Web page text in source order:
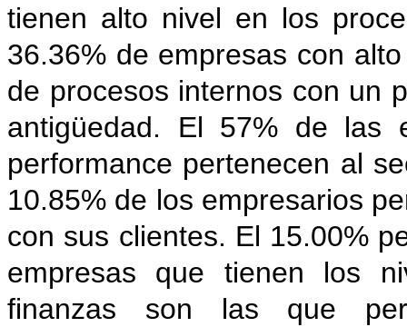
tienen alto nivel en los
36.36% de empresas con
de procesos internos con un
antigüedad. El 57% de las
performance pertenecen al
10.85% de los empresarios
con sus clientes. El 15.00%
empresas que tienen los
finanzas son las que